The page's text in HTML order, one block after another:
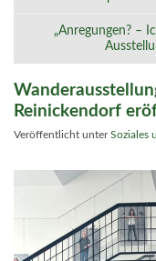
„Anregungen? –
Reinickendorf
Veröffentlicht unterSoziales